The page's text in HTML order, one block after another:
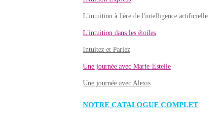
L'intuition à l'ère de l'intelligence artificielle
L'intuition dans les étoiles
Intuitez et Pariez
Une journée avec Marie-Estelle
Une journée avec Alexis
NOTRE CATALOGUE COMPLET